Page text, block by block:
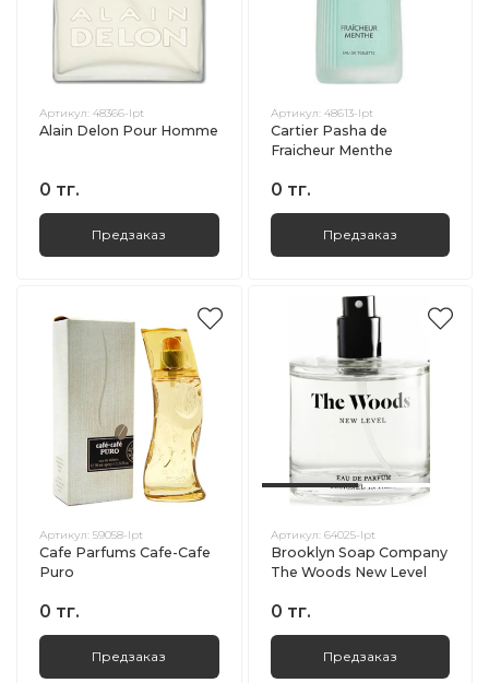
Артикул: 48366-lpt
Alain Delon Pour Homme
0 тг.
Предзаказ
Артикул: 48613-lpt
Cartier Pasha de
Fraicheur Menthe
0 тг.
Предзаказ
Артикул: 59058-lpt
Cafe Parfums Cafe-Cafe
Puro
0 тг.
Предзаказ
Артикул: 64025-lpt
Brooklyn Soap Company
The Woods New Level
0 тг.
Предзаказ